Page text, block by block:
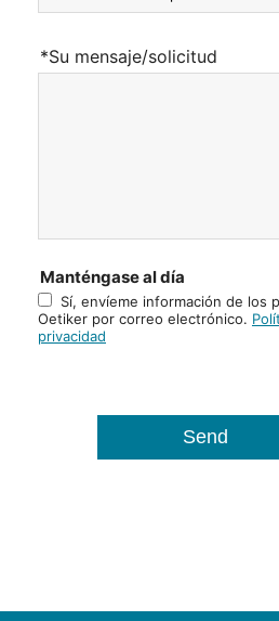
*Su mensaje/solicitud
Manténgase al día
Sí, envíeme información de los
Oetiker por correo electrónico.
privacidad